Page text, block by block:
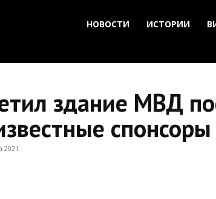
НОВОСТИ ИСТОРИИ
здание МВД
спонсоры
2021